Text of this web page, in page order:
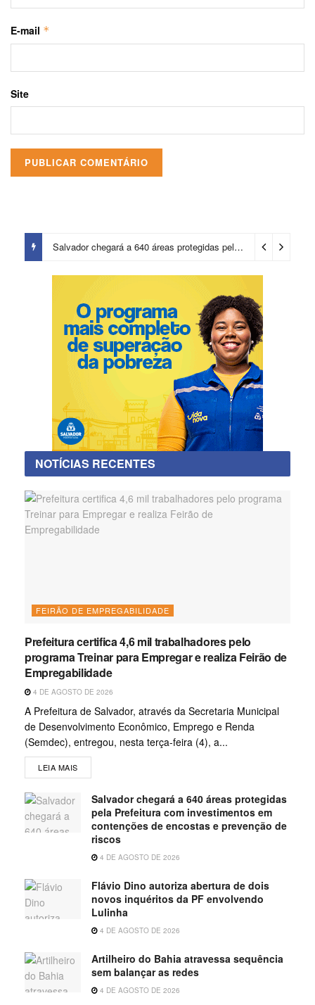
E-mail *
Site
Salvador chegará a 640 áreas protegidas pela Prefeitura com investimentos em contenções de encostas e prevenção de riscos
NOTÍCIAS RECENTES
FEIRÃO DE EMPREGABILIDADE
Prefeitura certifica 4,6 mil trabalhadores pelo
programa Treinar para Empregar e realiza Feirão de
Empregabilidade
4 DE AGOSTO DE 2026
A Prefeitura de Salvador, através da Secretaria Municipal
de Desenvolvimento Econômico, Emprego e Renda
(Semdec), entregou, nesta terça-feira (4), a...
LEIA MAIS
Salvador chegará a 640 áreas protegidas
pela Prefeitura com investimentos em
contenções de encostas e prevenção de
riscos
4 DE AGOSTO DE 2026
Flávio Dino autoriza abertura de dois
novos inquéritos da PF envolvendo
Lulinha
4 DE AGOSTO DE 2026
Artilheiro do Bahia atravessa sequência
sem balançar as redes
4 DE AGOSTO DE 2026